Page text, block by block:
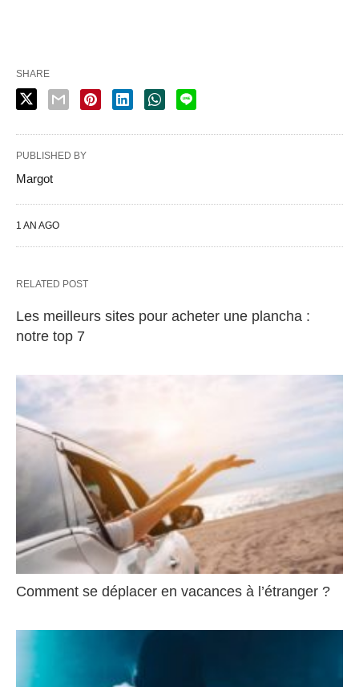
SHARE
PUBLISHED BY
Margot
1 AN AGO
RELATED POST
Les meilleurs sites pour acheter une plancha :
notre top 7
Comment se déplacer en vacances à l’étranger ?